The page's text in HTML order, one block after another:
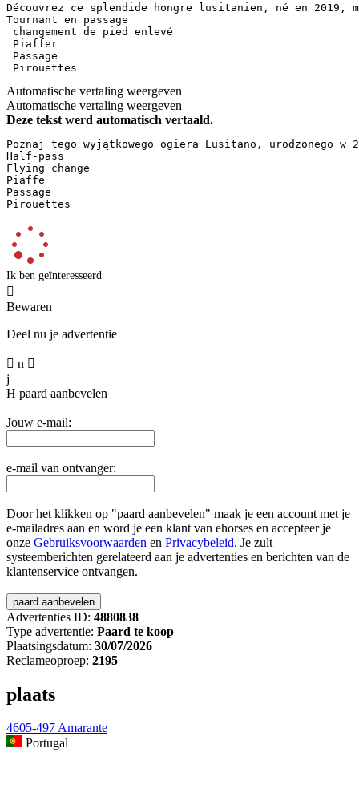
Découvrez ce splendide hongre lusitanien, né en
Tournant en passage
changement de pied enlevé
Piaffer
Passage
Pirouettes
Automatische vertaling weergeven
Automatische vertaling weergeven
Deze tekst werd automatisch vertaald.
Poznaj tego wyjątkowego ogiera Lusitano, urodzonego
Half-pass
Flying change
Piaffe
Passage
Pirouettes
Ik ben geïnteresseerd

Bewaren
Deel nu je advertentie
 n 
j
H paard aanbevelen
Jouw e-mail:
e-mail van ontvanger:
Door het klikken op "paard aanbevelen" maak je een account met je
e-mailadres aan en word je een klant van ehorses en accepteer je
onze Gebruiksvoorwaarden en Privacybeleid. Je zult
systeemberichten gerelateerd aan je advertenties en berichten van de
klantenservice ontvangen.
Advertenties ID: 4880838
Type advertentie: Paard te koop
Plaatsingsdatum: 30/07/2026
Reclameoproep: 2195
plaats
4605-497 Amarante
Portugal